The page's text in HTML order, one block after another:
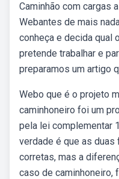
Caminhão com cargas
Webantes de mais
conheça e decida qual
pretende trabalhar e
preparamos um artigo
Webo que é o projeto
caminhoneiro foi um
pela lei complementar
verdade é que as
corretas, mas a
caso de caminhoneiro,